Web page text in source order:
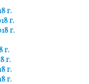
г.
г.
г.
г.
г.
г.
г.